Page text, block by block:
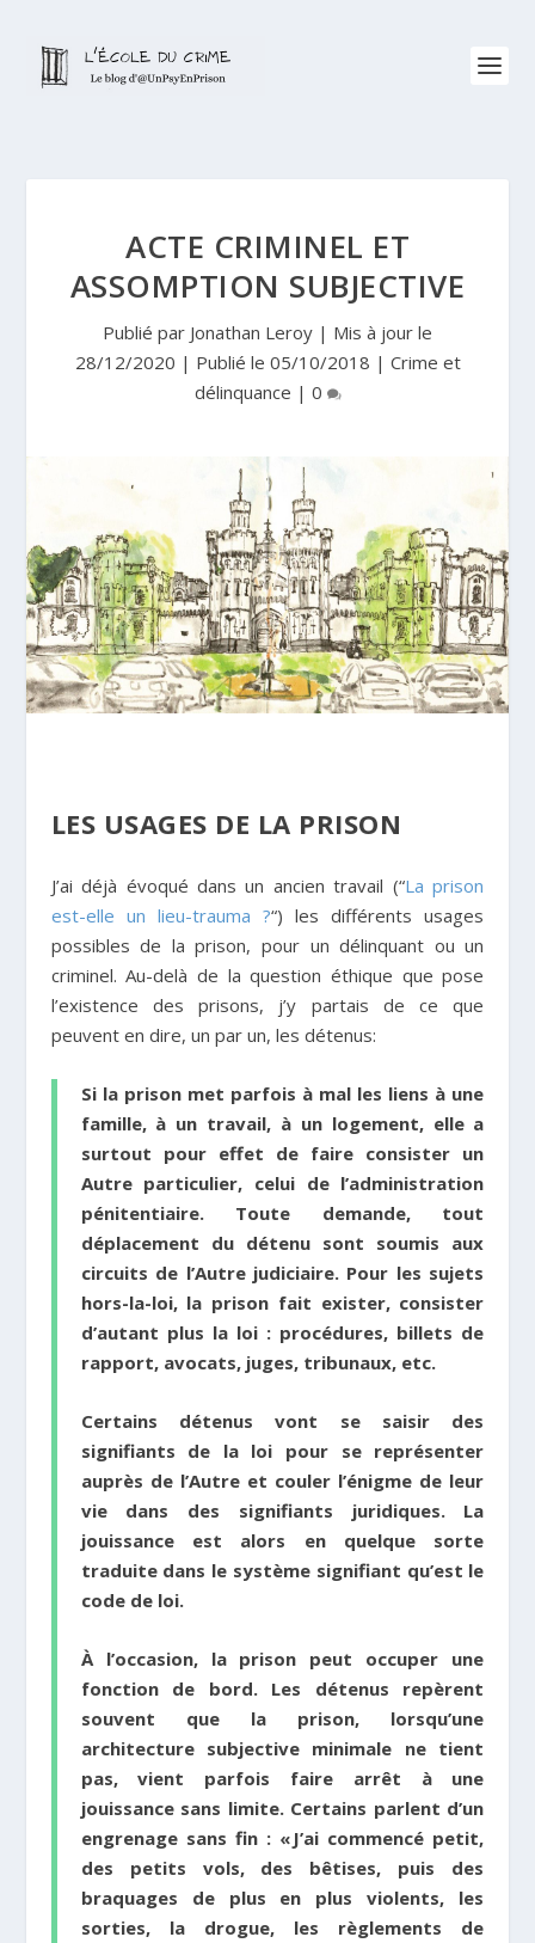
ACTE CRIMINEL ET
ASSOMPTION SUBJECTIVE
Publié par Jonathan Leroy | Mis à jour le
28/12/2020 | Publié le 05/10/2018 | Crime et
délinquance | 0
LES USAGES DE LA PRISON
J’ai déjà évoqué dans un ancien travail (“La prison
est-elle un lieu-trauma ?“) les différents usages
possibles de la prison, pour un délinquant ou un
criminel. Au-delà de la question éthique que pose
l’existence des prisons, j’y partais de ce que
peuvent en dire, un par un, les détenus:
Si la prison met parfois à mal les liens à une
famille, à un travail, à un logement, elle a
surtout pour effet de faire consister un
Autre particulier, celui de l’administration
pénitentiaire. Toute demande, tout
déplacement du détenu sont soumis aux
circuits de l’Autre judiciaire. Pour les sujets
hors-la-loi, la prison fait exister, consister
d’autant plus la loi : procédures, billets de
rapport, avocats, juges, tribunaux, etc.
Certains détenus vont se saisir des
signifiants de la loi pour se représenter
auprès de l’Autre et couler l’énigme de leur
vie dans des signifiants juridiques. La
jouissance est alors en quelque sorte
traduite dans le système signifiant qu’est le
code de loi.
À l’occasion, la prison peut occuper une
fonction de bord. Les détenus repèrent
souvent que la prison, lorsqu’une
architecture subjective minimale ne tient
pas, vient parfois faire arrêt à une
jouissance sans limite. Certains parlent d’un
engrenage sans fin : « J’ai commencé petit,
des petits vols, des bêtises, puis des
braquages de plus en plus violents, les
sorties, la drogue, les règlements de